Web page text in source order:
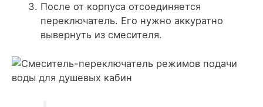
После от корпуса отсоединяется
переключатель. Его нужно аккуратно
вывернуть из смесителя.